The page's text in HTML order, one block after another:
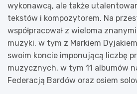
wykonawcą, ale także
tekstów i kompozytorem. Na
współpracował z wieloma
muzyki, w tym z Markiem
swoim koncie imponującą liczbę
muzycznych, w tym 11 albumów
Federacją Bardów oraz osiem